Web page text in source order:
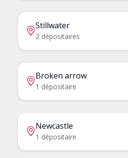
Stillwater
2 dépositaires
Broken arrow
1 dépositaire
Newcastle
1 dépositaire